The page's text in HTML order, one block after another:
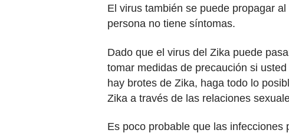
El virus también se puede propagar
persona no tiene síntomas.
Dado que el virus del Zika puede
tomar medidas de precaución si
hay brotes de Zika, haga todo lo
Zika a través de las relaciones
Es poco probable que las